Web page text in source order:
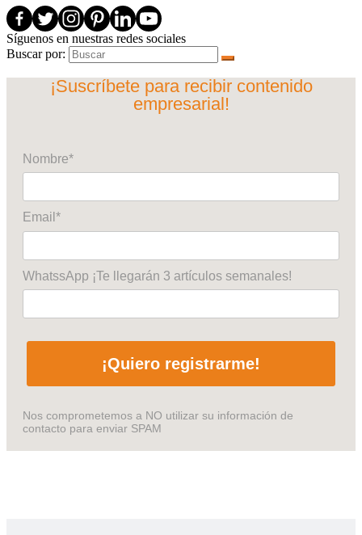
Síguenos en nuestras redes sociales
Buscar por:
¡Suscríbete para recibir contenido
empresarial!
Nombre*
Email*
WhatssApp ¡Te llegarán 3 artículos semanales!
¡Quiero registrarme!
Nos comprometemos a NO utilizar su información de
contacto para enviar SPAM